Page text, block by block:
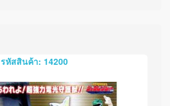
รหัสสินค้า: 14200